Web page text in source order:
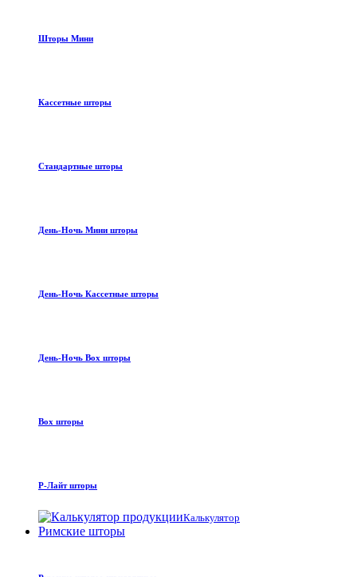
Шторы Мини
Кассетные шторы
Стандартные шторы
День-Ночь Мини шторы
День-Ночь Кассетные шторы
День-Ночь Box шторы
Box шторы
Р-Лайт шторы
Калькулятор
Римские шторы